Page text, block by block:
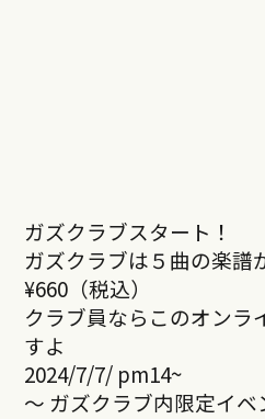
ガズクラブスタート！
ガズクラブは５曲の楽譜
¥660（税込）
クラブ員ならこのオンラ
すよ
2024/7/7/ pm14~
～ ガズクラブ内限定イベ